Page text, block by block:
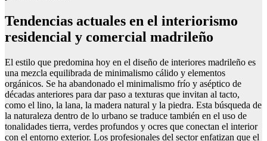
Tendencias actuales en el interiorismo
residencial y comercial madrileño
El estilo que predomina hoy en el diseño de interiores madrileño es
una mezcla equilibrada de minimalismo cálido y elementos
orgánicos. Se ha abandonado el minimalismo frío y aséptico de
décadas anteriores para dar paso a texturas que invitan al tacto,
como el lino, la lana, la madera natural y la piedra. Esta búsqueda de
la naturaleza dentro de lo urbano se traduce también en el uso de
tonalidades tierra, verdes profundos y ocres que conectan el interior
con el entorno exterior. Los profesionales del sector enfatizan que el